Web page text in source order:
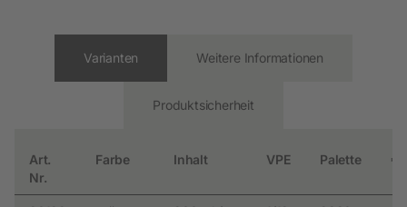
Varianten
Art.
Nr.
Farbe Inhalt VPE Palette €
Weitere Informationen
Produktsicherheit